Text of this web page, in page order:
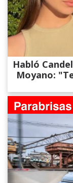
Habló
Moyano: